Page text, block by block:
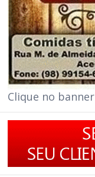
Clique no banner